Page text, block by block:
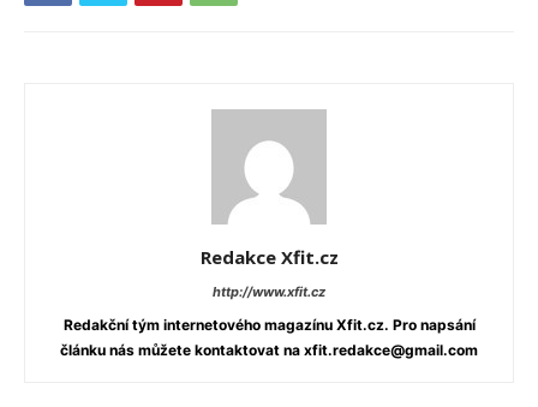
Redakce Xfit.cz
http://www.xfit.cz
Redakční tým internetového magazínu Xfit.cz. Pro napsání
článku nás můžete kontaktovat na xfit.redakce@gmail.com